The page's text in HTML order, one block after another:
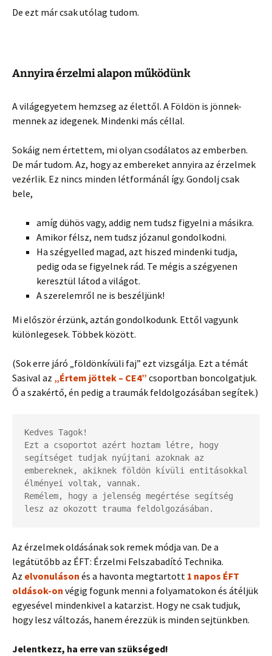
De ezt már csak utólag tudom.
Annyira érzelmi alapon működünk
A világegyetem hemzseg az élettől. A Földön is jönnek-
mennek az idegenek. Mindenki más céllal.
Sokáig nem értettem, mi olyan csodálatos az emberben.
De már tudom. Az, hogy az embereket annyira az érzelmek
vezérlik. Ez nincs minden létformánál így. Gondolj csak
bele,
amíg dühös vagy, addig nem tudsz figyelni a másikra.
Amikor félsz, nem tudsz józanul gondolkodni.
Ha szégyelled magad, azt hiszed mindenki tudja,
pedig oda se figyelnek rád. Te mégis a szégyenen
keresztül látod a világot.
A szerelemről ne is beszéljünk!
Mi először érzünk, aztán gondolkodunk. Ettől vagyunk
különlegesek. Többek között.
(Sok erre járó „földönkívüli faj” ezt vizsgálja. Ezt a témát
Sasival az „Értem jöttek – CE4” csoportban boncolgatjuk.
Ő a szakértő, én pedig a traumák feldolgozásában segítek.)
Kedves Tagok!
Ezt a csoportot azért hoztam létre, hogy
segítséget tudjak nyújtani azoknak az
embereknek, akiknek földön kívüli entitásokkal
élményei voltak, vannak.
Remélem, hogy a jelenség megértése segítség
lesz az okozott trauma feldolgozásában.
Az érzelmek oldásának sok remek módja van. De a
legátütőbb az ÉFT: Érzelmi Felszabadító Technika.
Az elvonuláson és a havonta megtartott 1 napos ÉFT
oldások-on végig fogunk menni a folyamatokon és átéljük
egyesével mindenkivel a katarzist. Hogy ne csak tudjuk,
hogy lesz változás, hanem érezzük is minden sejtünkben.
Jelentkezz, ha erre van szükséged!